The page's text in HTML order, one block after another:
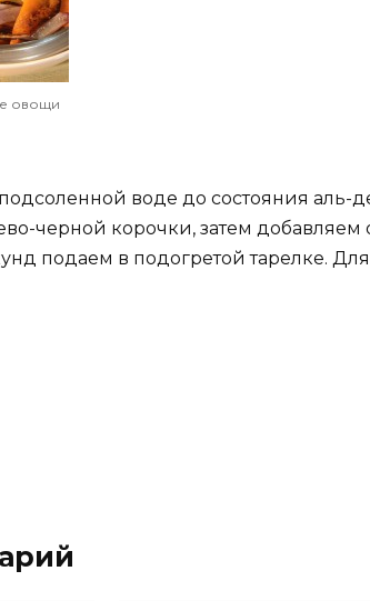
овощи
воде до состояния
черной корочки, затем добавляем
подаем в подогретой тарелке.